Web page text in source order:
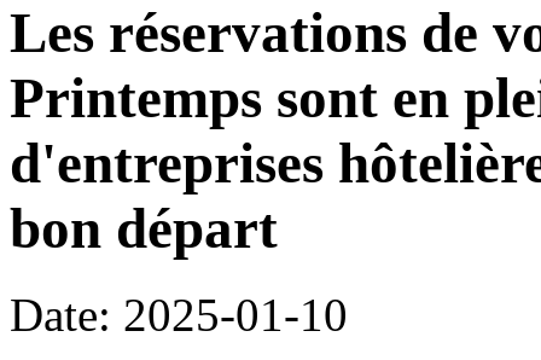
Les réservations de
Printemps sont en
d'entreprises
bon départ
Date: 2025-01-10